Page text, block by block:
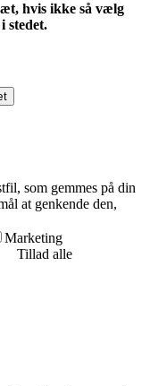
hvis ikke så vælg
stedet.
som gemmes på din
at genkende den,
Marketing
Tillad alle